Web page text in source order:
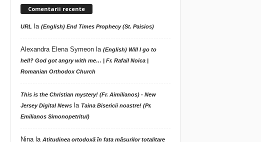
Comentarii recente
URL la (English) End Times Prophecy (St. Paisios)
Alexandra Elena Symeonla (English) Will I go to
hell? God got angry with me… | Fr. Rafail Noica |
Romanian Orthodox Church
This is the Christian mystery! (Fr. Aimilianos) - New
Jersey Digital Newsla Taina Bisericii noastre! (Pr.
Emilianos Simonopetritul)
Ninala Atitudinea ortodoxă în fața măsurilor totalitare